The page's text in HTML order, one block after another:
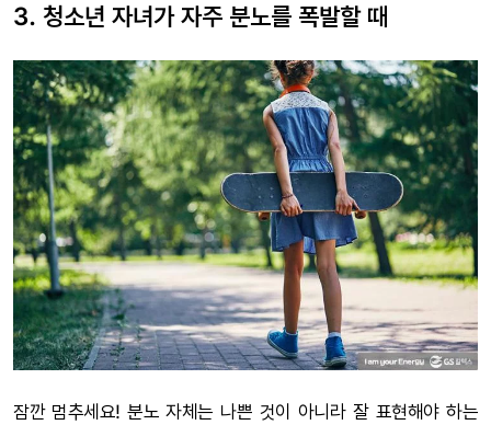
3. 청소년 자녀가 자주 분노를 폭발할 때
잠깐 멈추세요! 분노 자체는 나쁜 것이 아니라 잘 표현해야 하는